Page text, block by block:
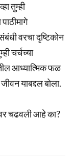
तुम्ही
वरचा दृष्टिकोन
चर्चच्या
आध्यात्मिक फळ
याबद्दल बोला.
चढवली आहे का?